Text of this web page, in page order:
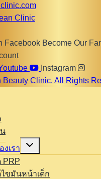
Clinic
Facebook Become Our
Instagram
Clinic. All Rights
งเรา
Expand
child
menu
PRP
ขมันหน้าเด็ก